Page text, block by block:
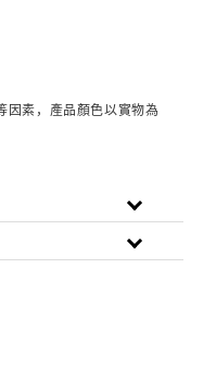
因素，產品顏色以實物為